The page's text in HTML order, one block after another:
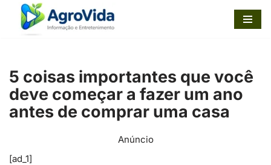
Pular
conteúdo
5 coisas importantes que você
deve começar a fazer um ano
antes de comprar uma casa
Anúncio
[ad_1]